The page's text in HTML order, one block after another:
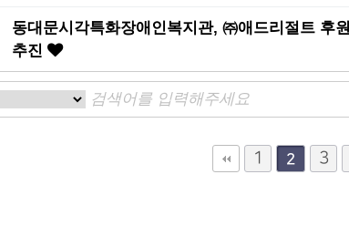
동대문시각특화장애인복지관, ㈜애드리절트 후
추진
1 2 3